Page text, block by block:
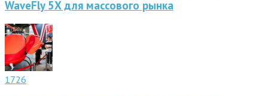
WaveFly 5X для массового рынка
1726